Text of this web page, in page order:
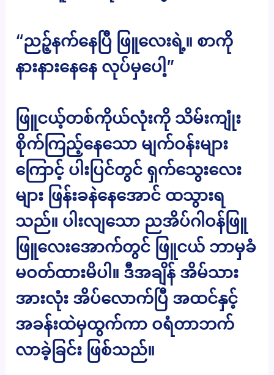
“ညဉ့်နက်နေပြီ ဖြူလေးရဲ့။ စာကို
နားနားနေနေ လုပ်မှပေါ့”
ဖြူငယ့်တစ်ကိုယ်လုံးကို သိမ်းကျုံး
စိုက်ကြည့်နေသော မျက်ဝန်းများ
ကြောင့် ပါးပြင်တွင် ရှက်သွေးလေး
များ ဖြန်းခနဲနေအောင် ထသွားရ
သည်။ ပါးလျသော ညအိပ်ဂါဝန်ဖြူ
ဖြူလေးအောက်တွင် ဖြူငယ် ဘာမှခံ
မဝတ်ထားမိပါ။ ဒီအချိန် အိမ်သား
အားလုံး အိပ်လောက်ပြီ အထင်နှင့်
အခန်းထဲမှထွက်ကာ ဝရံတာဘက်
လာခဲ့ခြင်း ဖြစ်သည်။